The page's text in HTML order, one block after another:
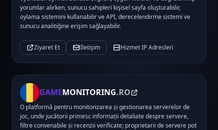
yorumlar alırken, sunucu sahipleri kişisel sayfa oluşturabilir,
oylama sistemini kullanabilir ve API, derecelendirme sistemi ve
sunucu analitiğine erişim sağlayabilir.
Ziyaret Et İletişim Hizmet IP Adresleri
GAMEMONITORING.RO
O platformă pentru monitorizarea și gestionarea serverelor de
joc, unde jucătorii primesc informații detaliate despre servere,
filtre convenabile și recenzii verificate; proprietarii de servere pot